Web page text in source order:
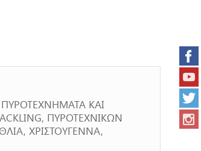
ΠΥΡΟΤΕΧΝΗΜΑΤΑ ΚΑΙ
ΠΥΡΟΤΕΧΝΙΚΩΝ
ΧΡΙΣΤΟΥΓΕΝΝΑ,